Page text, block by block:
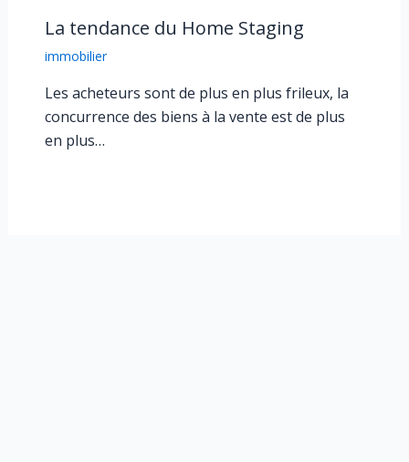
La tendance du Home Staging
immobilier
Les acheteurs sont de plus en plus frileux, la
concurrence des biens à la vente est de plus
en plus…